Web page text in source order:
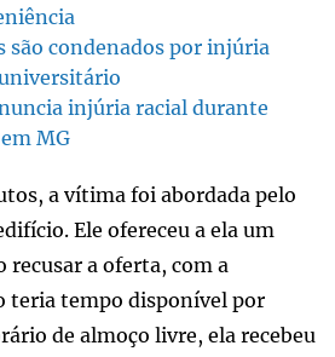
são condenados por injúria
injúria racial durante
MG
a vítima foi abordada pelo
Ele ofereceu a ela um
recusar a oferta, com a
teria tempo disponível por
de almoço livre, ela recebeu